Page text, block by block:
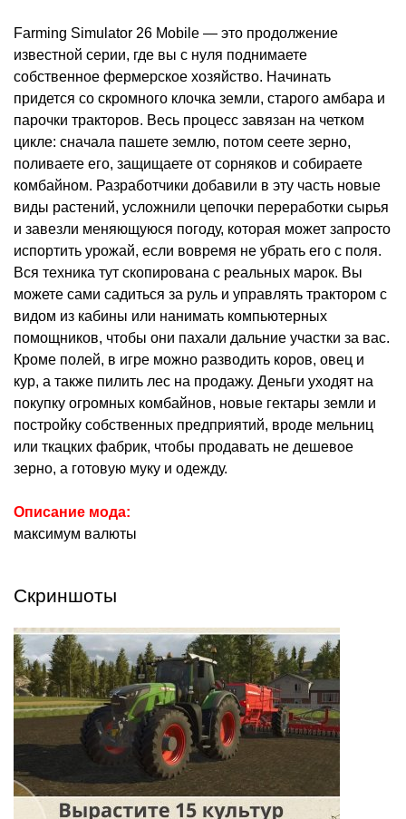
Farming Simulator 26 Mobile ― это продолжение
известной серии, где вы с нуля поднимаете
собственное фермерское хозяйство. Начинать
придется со скромного клочка земли, старого амбара и
парочки тракторов. Весь процесс завязан на четком
цикле: сначала пашете землю, потом сеете зерно,
поливаете его, защищаете от сорняков и собираете
комбайном. Разработчики добавили в эту часть новые
виды растений, усложнили цепочки переработки сырья
и завезли меняющуюся погоду, которая может запросто
испортить урожай, если вовремя не убрать его с поля.
Вся техника тут скопирована с реальных марок. Вы
можете сами садиться за руль и управлять трактором с
видом из кабины или нанимать компьютерных
помощников, чтобы они пахали дальние участки за вас.
Кроме полей, в игре можно разводить коров, овец и
кур, а также пилить лес на продажу. Деньги уходят на
покупку огромных комбайнов, новые гектары земли и
постройку собственных предприятий, вроде мельниц
или ткацких фабрик, чтобы продавать не дешевое
зерно, а готовую муку и одежду.
Описание мода:
максимум валюты
Скриншоты